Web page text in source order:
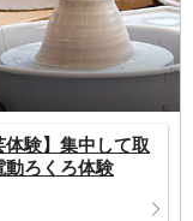
体験】集中して取
動ろくろ体験